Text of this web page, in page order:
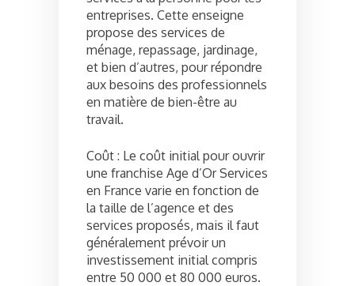
entreprises. Cette enseigne
propose des services de
ménage, repassage, jardinage,
et bien d’autres, pour répondre
aux besoins des professionnels
en matière de bien-être au
travail.
Coût : Le coût initial pour ouvrir
une franchise Age d’Or Services
en France varie en fonction de
la taille de l’agence et des
services proposés, mais il faut
généralement prévoir un
investissement initial compris
entre 50 000 et 80 000 euros.